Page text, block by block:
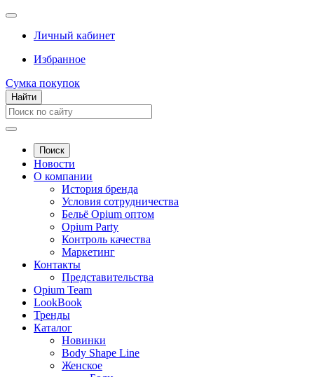
Личный кабинет
Избранное
Сумка покупок
Найти
Поиск
Новости
О компании
История бренда
Условия сотрудничества
Бельё Opium оптом
Opium Party
Контроль качества
Маркетинг
Контакты
Представительства
Opium Team
LookBook
Тренды
Каталог
Новинки
Body Shape Line
Женское